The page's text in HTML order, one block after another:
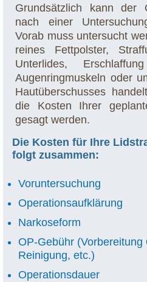
Grundsätzlich kann der
nach einer
Vorab muss untersucht
reines Fettpolster,
Unterlides,
Augenringmuskeln oder
Hautüberschusses
die Kosten Ihrer
gesagt werden.
Die Kosten für Ihre
folgt zusammen:
Voruntersuchung
Operationsaufklärung
Narkoseform
OP-Gebühr (Vorbereitung
Reinigung, etc.)
Operationsdauer